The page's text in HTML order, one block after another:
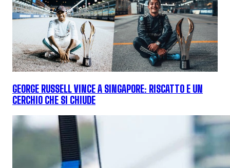
GEORGE RUSSELL VINCE A SINGAPORE: RISCATTO E UN
CERCHIO CHE SI CHIUDE